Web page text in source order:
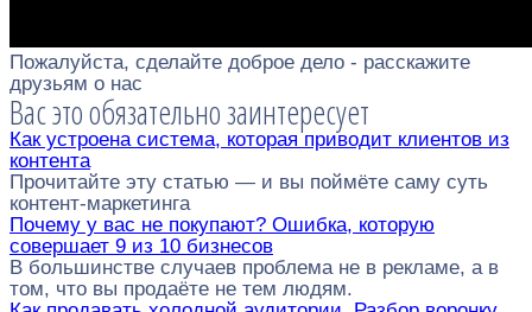
Пожалуйста, сделайте доброе дело - расскажите
друзьям о нас
Вас это обязательно заинтересует
Как устроена система, которая приводит клиентов из
контента
Прочитайте эту статью — и вы поймёте саму суть
контент-маркетинга
Почему у вас не покупают? Ошибка, которую
совершает 9 из 10 бизнесов
В большинстве случаев проблема не в рекламе, а в
том, что вы продаёте не тем людям.